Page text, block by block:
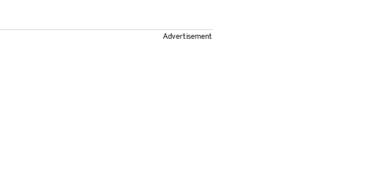
Advertisement